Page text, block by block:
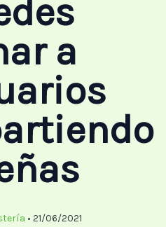
a
• 21/06/2021